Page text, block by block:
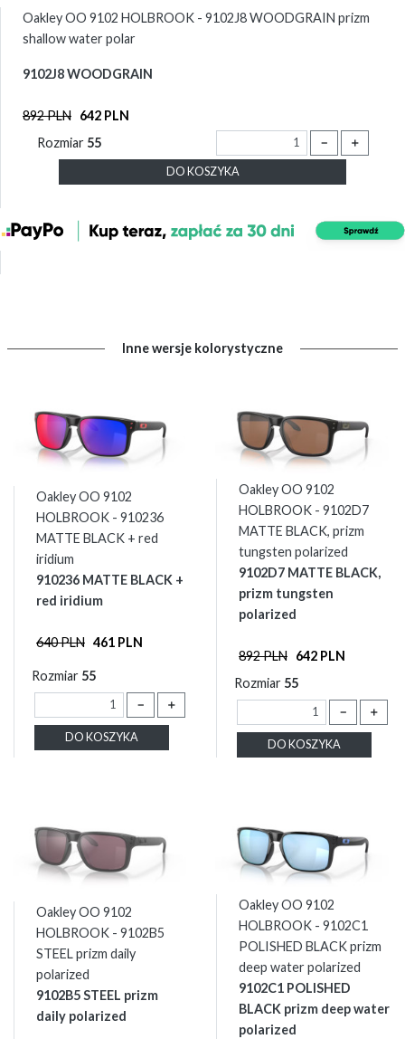
Oakley OO 9102 HOLBROOK - 9102J8 WOODGRAIN prizm
shallow water polar
9102J8 WOODGRAIN
892 PLN 642 PLN
Rozmiar 55 － ＋
DO KOSZYKA
Inne wersje kolorystyczne
Oakley OO 9102
HOLBROOK - 910236
MATTE BLACK + red
iridium
910236 MATTE BLACK +
red iridium
640 PLN 461 PLN
Rozmiar 55
－ ＋
DO KOSZYKA
Oakley OO 9102
HOLBROOK - 9102D7
MATTE BLACK, prizm
tungsten polarized
9102D7 MATTE BLACK,
prizm tungsten
polarized
892 PLN 642 PLN
Rozmiar 55
－ ＋
DO KOSZYKA
Oakley OO 9102
HOLBROOK - 9102B5
STEEL prizm daily
polarized
9102B5 STEEL prizm
daily polarized
Oakley OO 9102
HOLBROOK - 9102C1
POLISHED BLACK prizm
deep water polarized
9102C1 POLISHED
BLACK prizm deep water
polarized